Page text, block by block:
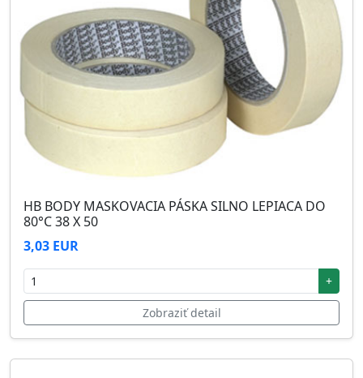
HB BODY MASKOVACIA PÁSKA SILNO LEPIACA DO
80°C 38 X 50
3,03 EUR
+
Zobraziť detail